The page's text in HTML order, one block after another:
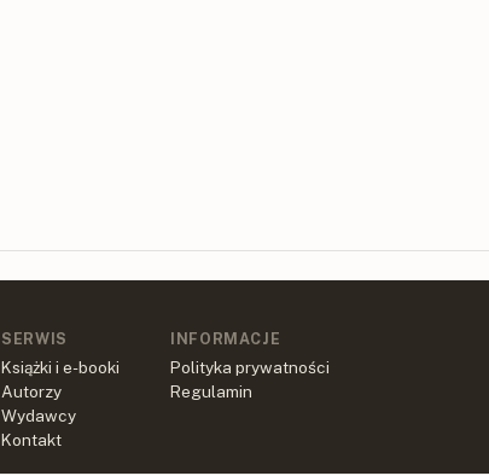
SERWIS
Książki i e-booki
Autorzy
Wydawcy
Kontakt
INFORMACJE
Polityka prywatności
Regulamin